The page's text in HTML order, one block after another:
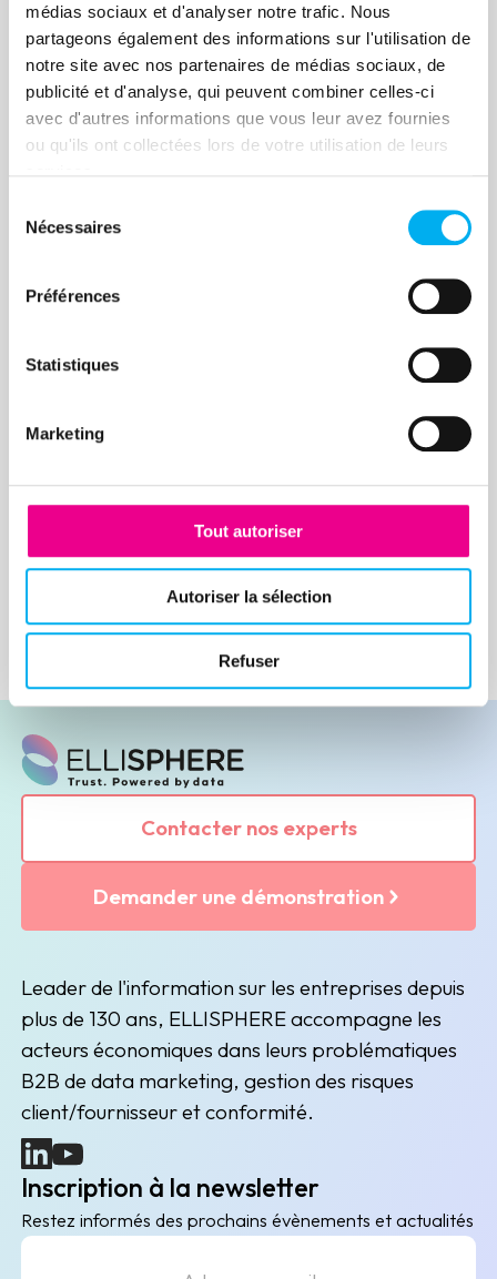
médias sociaux et d'analyser notre trafic. Nous
partageons également des informations sur l'utilisation de
notre site avec nos partenaires de médias sociaux, de
publicité et d'analyse, qui peuvent combiner celles-ci
avec d'autres informations que vous leur avez fournies
ou qu'ils ont collectées lors de votre utilisation de leurs
Nécessaires
Préférences
Statistiques
Marketing
Tout autoriser
Autoriser la sélection
Refuser
À voir également
Ressources similaires
Vous pourriez aussi être intéressé par
ces ressources
Contacter nos experts
Demander une démonstration
Leader de l'information sur les entreprises depuis
plus de 130 ans, ELLISPHERE accompagne les
acteurs économiques dans leurs problématiques
B2B de data marketing, gestion des risques
client/fournisseur et conformité.
(nouvelle fenêtre)
(nouvelle fenêtre)
Inscription à la newsletter
Restez informés des prochains évènements et actualités